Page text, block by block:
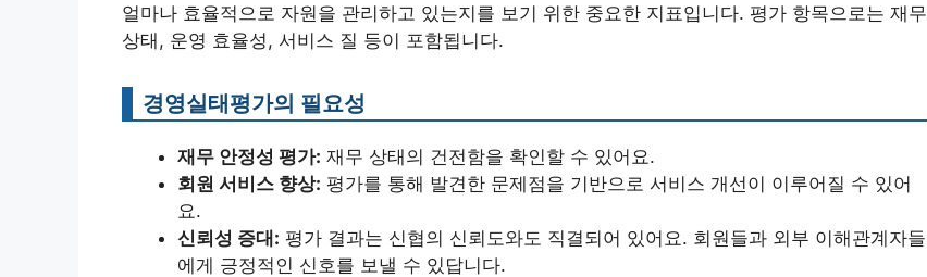
얼마나 효율적으로 자원을 관리하고 있는지를 보기 위한 중요한 지표입니다. 평가 항목으로는 재무
상태, 운영 효율성, 서비스 질 등이 포함됩니다.
경영실태평가의 필요성
재무 안정성 평가: 재무 상태의 건전함을 확인할 수 있어요.
회원 서비스 향상: 평가를 통해 발견한 문제점을 기반으로 서비스 개선이 이루어질 수 있어
요.
신뢰성 증대: 평가 결과는 신협의 신뢰도와도 직결되어 있어요. 회원들과 외부 이해관계자들
에게 긍정적인 신호를 보낼 수 있답니다.